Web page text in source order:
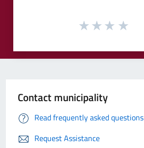
Contact municipality
Read frequently asked questions
Request Assistance